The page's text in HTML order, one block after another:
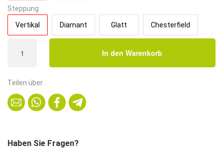
Steppung
Vertikal Diamant Glatt Chesterfield
Sitzbank
cm
breit
Braun
In den Warenkorb
Teilen über
Haben Sie Fragen?